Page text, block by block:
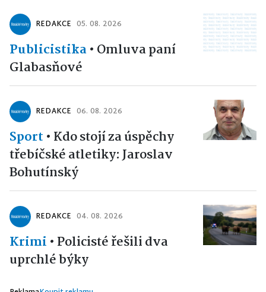
REDAKCE 05. 08. 2026
Publicistika• Omluva paní
Glabasňové
REDAKCE 06. 08. 2026
Sport • Kdo stojí za úspěchy
třebíčské atletiky: Jaroslav
Bohutínský
REDAKCE 04. 08. 2026
Krimi • Policisté řešili dva
uprchlé býky